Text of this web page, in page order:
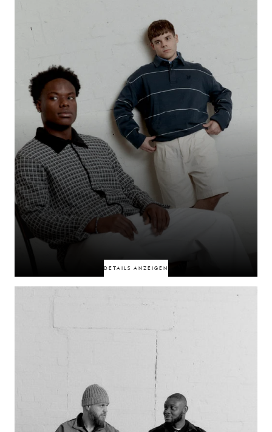
etwas Neuem und vereinen ihre gemeinsame Geschichte, ihre kreative
Energie und ihre kulturelle Reichweite in einem Projekt, das für die breite
DETAILS ANZEIGEN
50% RABATT
Verbunden durch das Internet und gemeinsame Leidenschaften vereint
diese Freundschaft Menschen unterschiedlicher Herkunft mit einem
gemeinsamen Ziel. Ihre Verbindung steht für die jüngere Generation in
Italien mittlerweile für etwas Größeres: ein Gefühl der
Zusammengehörigkeit, gemeinsame Werte und die Überzeugung, dass
Menschen dennoch näherbringen können.